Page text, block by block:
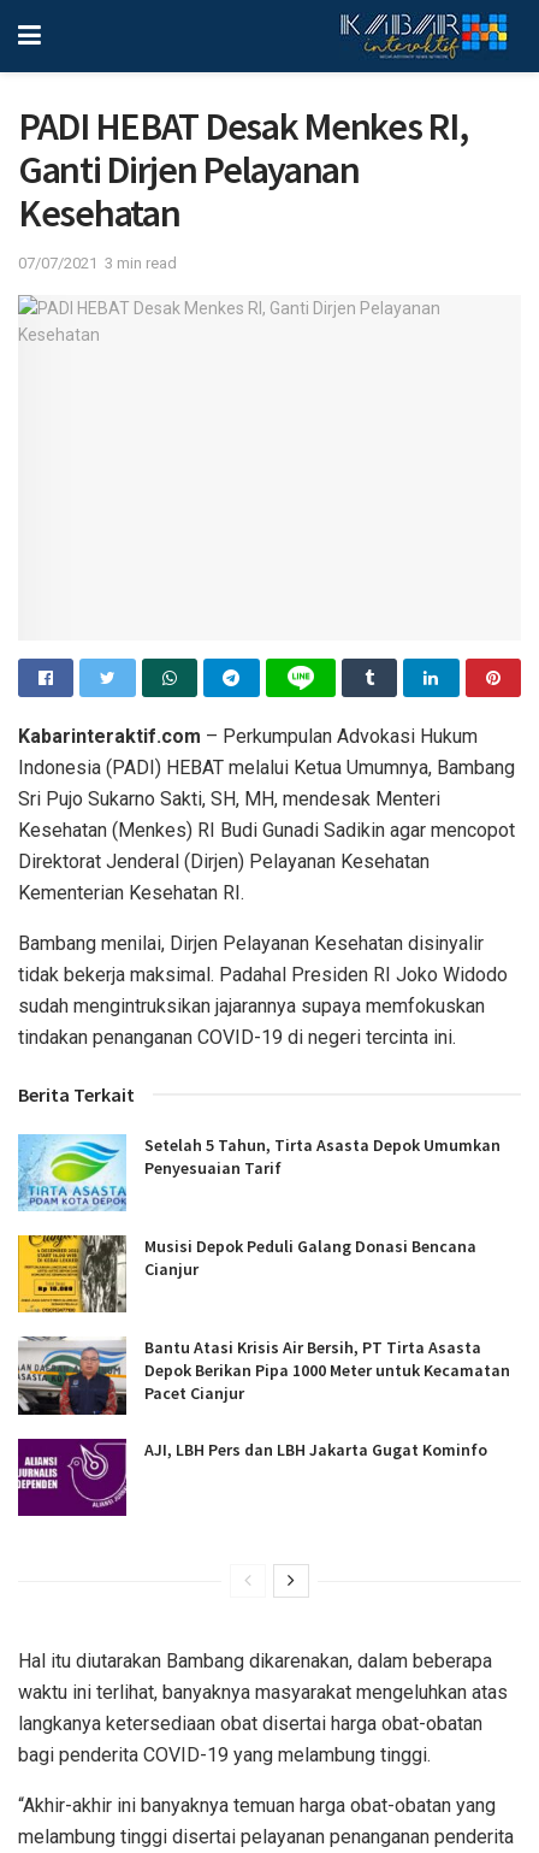
PADI HEBAT Desak Menkes RI,
Ganti Dirjen Pelayanan
Kesehatan
07/07/2021 3 min read
Kabarinteraktif.com – Perkumpulan Advokasi Hukum
Indonesia (PADI) HEBAT melalui Ketua Umumnya, Bambang
Sri Pujo Sukarno Sakti, SH, MH, mendesak Menteri
Kesehatan (Menkes) RI Budi Gunadi Sadikin agar mencopot
Direktorat Jenderal (Dirjen) Pelayanan Kesehatan
Kementerian Kesehatan RI.
Bambang menilai, Dirjen Pelayanan Kesehatan disinyalir
tidak bekerja maksimal. Padahal Presiden RI Joko Widodo
sudah mengintruksikan jajarannya supaya memfokuskan
tindakan penanganan COVID-19 di negeri tercinta ini.
Berita Terkait
Setelah 5 Tahun, Tirta Asasta Depok Umumkan
Penyesuaian Tarif
Musisi Depok Peduli Galang Donasi Bencana
Cianjur
Bantu Atasi Krisis Air Bersih, PT Tirta Asasta
Depok Berikan Pipa 1000 Meter untuk Kecamatan
Pacet Cianjur
AJI, LBH Pers dan LBH Jakarta Gugat Kominfo
Hal itu diutarakan Bambang dikarenakan, dalam beberapa
waktu ini terlihat, banyaknya masyarakat mengeluhkan atas
langkanya ketersediaan obat disertai harga obat-obatan
bagi penderita COVID-19 yang melambung tinggi.
“Akhir-akhir ini banyaknya temuan harga obat-obatan yang
melambung tinggi disertai pelayanan penanganan penderita